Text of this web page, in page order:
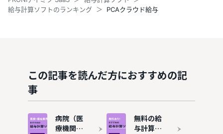
給与計算ソフトのランキング
PCAクラウド給与
この記事を読んだ方におすすめの記
事
病院（医
療機関）
無料の給
与計算ソ